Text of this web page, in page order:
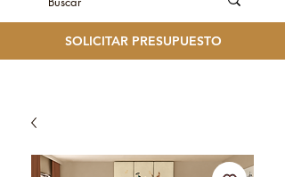
SOLICITAR PRESUPUESTO